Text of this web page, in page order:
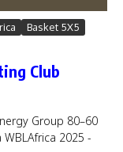
Basket 5X5
Club
Group 80–60
2025 -